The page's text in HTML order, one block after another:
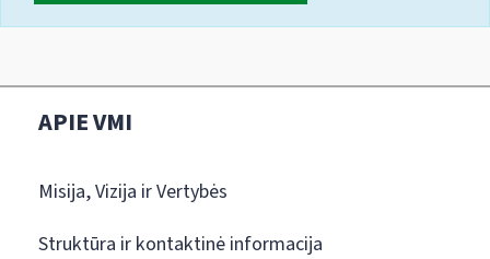
APIE VMI
Misija, Vizija ir Vertybės
Struktūra ir kontaktinė informacija